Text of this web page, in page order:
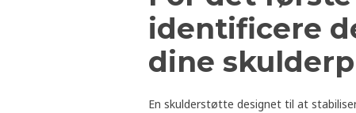
identificere
dine
En skulderstøtte designet til at